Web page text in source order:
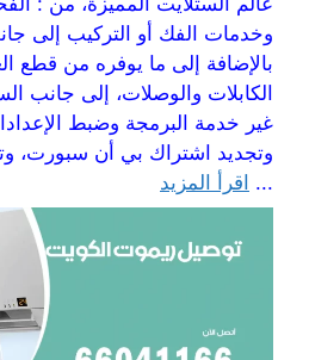
وخدمات الفك أو التركيب إلى
بالإضافة إلى ما يوفره من قطع
الكابلات والوصلات، إلى جانب
غير خدمة البرمجة وضبط
وتجديد اشتراك بي أن سبورت،
... اقرأ المزيد